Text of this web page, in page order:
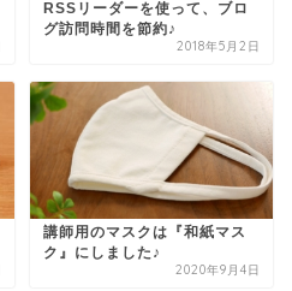
RSSリーダーを使って、ブロ
グ訪問時間を節約♪
2018年5月2日
講師用のマスクは『和紙マス
ク』にしました♪
2020年9月4日